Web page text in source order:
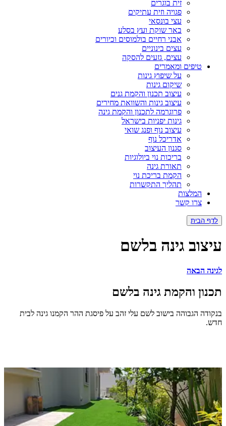
זית בוגרים
פגויה וזית עתיקים
עצי בונסאי
באר שוקת ועץ בסלע
אבני רחיים בולמוסים וכיורים
עצים בינוניים
עצים, גזעים להסקה
ומאמרים
על שיפוץ גינות
שיקום גינות
עיצוב תכנון והקמת גנים
עיצוב גינות והשוואת מחירים
פרוגרמה לתכנון והקמת גינה
גינות יפניות בישראל
עיצוב נוף ופנג שואי
אדריכל נוף
סגנון העיצוב
בריכות נוי ביולוגיות
תאורת גינה
הקמת בריכת נוי
תהליך התקשרות
גינה בלשם
גינה בלשם
בישוב לשם עלי זהב על פיסגת ההר הקמנו גינה לבית